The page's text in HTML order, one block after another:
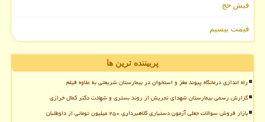
فیش حج
قیمت بیسیم
پربیننده ترین ها
راه اندازی درمانگاه پیوند مغز و استخوان در بیمارستان شریعتی به علاوه فیلم
گزارش رسمی بیمارستان شهدای تجریش از روند بستری و شهادت دکتر کمال خرازی
بازار فروش سوالات جعلی آزمون دستیاری کلاهبرداری ۲۵۰ میلیون تومانی از داوطلبان